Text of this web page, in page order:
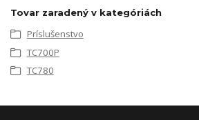
Tovar zaradený v kategóriách
Príslušenstvo
TC700P
TC780